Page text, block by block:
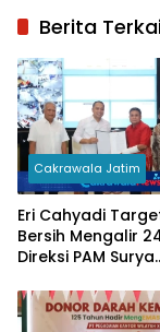
Berita
Cakrawala Jatim
Eri Cahyadi
Bersih Mengalir
Direksi PAM Surya
Percepat
Kampung